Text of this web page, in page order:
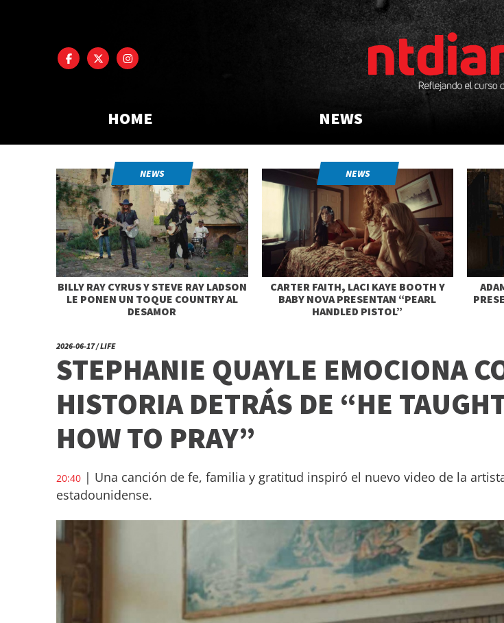
HOME NEWS
NEWS
BILLY RAY CYRUS Y STEVE RAY LADSON
LE PONEN UN TOQUE COUNTRY AL
DESAMOR
NEWS
CARTER FAITH, LACI KAYE BOOTH Y
BABY NOVA PRESENTAN “PEARL
HANDLED PISTOL”
2026-06-17 / LIFE
STEPHANIE QUAYLE EMOCIONA
HISTORIA DETRÁS DE “HE
HOW TO PRAY”
20:40 | Una canción de fe, familia y gratitud inspiró el nuevo video de la
estadounidense.